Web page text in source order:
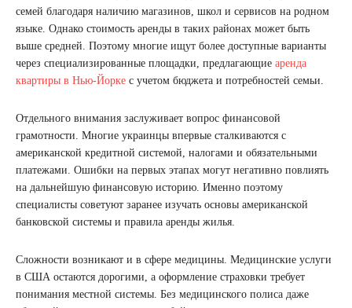
семей благодаря наличию магазинов, школ и сервисов на родном
языке. Однако стоимость аренды в таких районах может быть
выше средней. Поэтому многие ищут более доступные варианты
через специализированные площадки, предлагающие аренда
квартиры в Нью-Йорке с учетом бюджета и потребностей семьи.
Отдельного внимания заслуживает вопрос финансовой
грамотности. Многие украинцы впервые сталкиваются с
американской кредитной системой, налогами и обязательными
платежами. Ошибки на первых этапах могут негативно повлиять
на дальнейшую финансовую историю. Именно поэтому
специалисты советуют заранее изучать основы американской
банковской системы и правила аренды жилья.
Сложности возникают и в сфере медицины. Медицинские услуги
в США остаются дорогими, а оформление страховки требует
понимания местной системы. Без медицинского полиса даже